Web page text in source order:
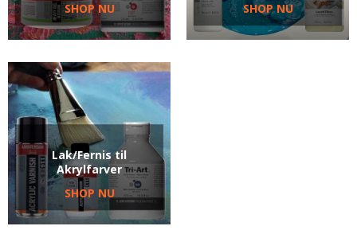
SHOP NU
SHOP NU
Lak/Fernis til
Akrylfarver
SHOP NU